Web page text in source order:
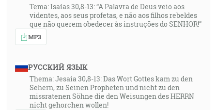
Tema: Isaías 30,8-13: “A Palavra de Deus veio aos
videntes, aos seus profetas, e não aos filhos rebeldes
que não querem obedecer às instruções do SENHOR!”
MP3
РУССКИЙ ЯЗЫК
Thema: Jesaia 30,8-13: Das Wort Gottes kam zu den
Sehern, zu Seinen Propheten und nicht zu den
missratenen Söhne die den Weisungen des HERRN
nicht gehorchen wollen!